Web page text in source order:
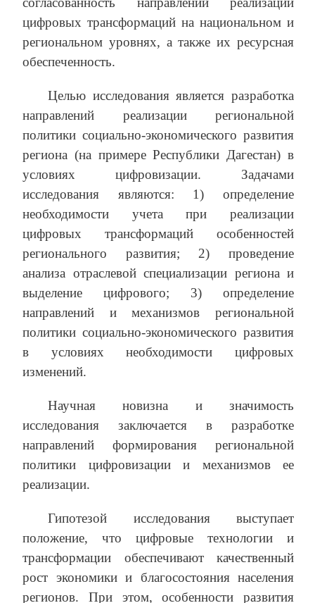
цифровых трансформаций на национальном и
региональном уровнях, а также их ресурсная
обеспеченность.
Целью исследования является разработка
направлений реализации региональной
политики социально-экономического развития
региона (на примере Республики Дагестан) в
условиях цифровизации. Задачами
исследования являются: 1) определение
необходимости учета при реализации
цифровых трансформаций особенностей
регионального развития; 2) проведение
анализа отраслевой специализации региона и
выделение цифрового; 3) определение
направлений и механизмов региональной
политики социально-экономического развития
в условиях необходимости цифровых
изменений.
Научная новизна и значимость
исследования заключается в разработке
направлений формирования региональной
политики цифровизации и механизмов ее
реализации.
Гипотезой исследования выступает
положение, что цифровые технологии и
трансформации обеспечивают качественный
рост экономики и благосостояния населения
регионов. При этом, особенности развития